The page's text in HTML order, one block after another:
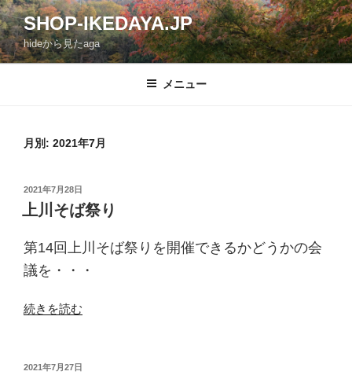
コ
ン
テ
ン
SHOP-IKEDAYA.JP
hideから見たaga
メニュー
月別: 2021年7月
投
稿
日:
2021年7月28日
上川そば祭り
第14回上川そば祭りを開催できるかどうかの会
議を・・・
“上
ば
続きを読む
投
2021年7月27日